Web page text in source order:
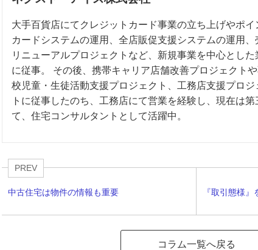
大手百貨店にてクレジットカード事業の立ち上げやポイ
カードシステムの運用、全店販促支援システムの運用、
リニューアルプロジェクトなど、新規事業を中心とした
に従事。 その後、携帯キャリア店舗改善プロジェクト
校児童・生徒活動支援プロジェクト、工務店支援プロジ
トに従事したのち、工務店にて営業を経験し、現在は
て、住宅コンサルタントとして活躍中。
PREV
中古住宅は物件の情報も重要 『取引態様』
コラム一覧へ戻る